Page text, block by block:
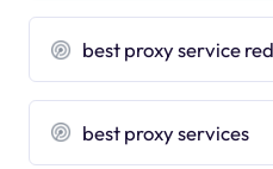
best proxy service
best proxy services